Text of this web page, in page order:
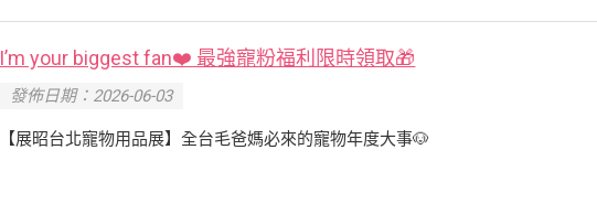
I’m your biggest fan❤️ 最強寵粉福利限時領取🎁
發佈日期：2026-06-03
【展昭台北寵物用品展】全台毛爸媽必來的寵物年度大事🐶